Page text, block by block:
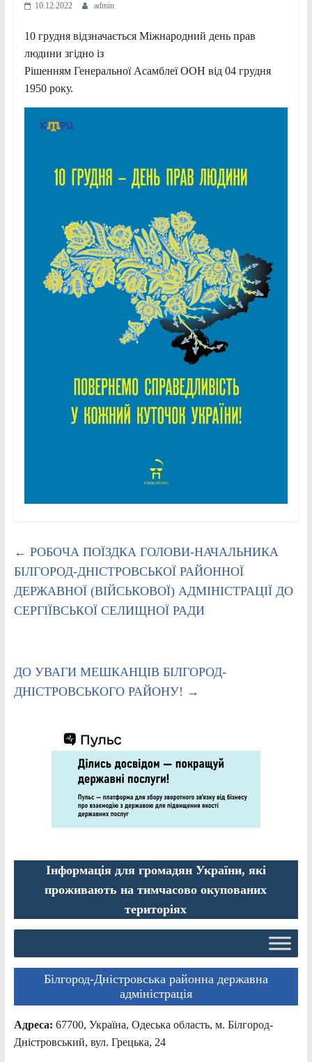
10.12.2022 admin
10 грудня відзначається Міжнародний день прав
людини згідно із
Рішенням Генеральної Асамблеї ООН від 04 грудня
1950 року.
← РОБОЧА ПОЇЗДКА ГОЛОВИ-НАЧАЛЬНИКА
БІЛГОРОД-ДНІСТРОВСЬКОЇ РАЙОННОЇ
ДЕРЖАВНОЇ (ВІЙСЬКОВОЇ) АДМІНІСТРАЦІЇ ДО
СЕРГІЇВСЬКОЇ СЕЛИЩНОЇ РАДИ
ДО УВАГИ МЕШКАНЦІВ БІЛГОРОД-
ДНІСТРОВСЬКОГО РАЙОНУ! →
Інформація для громадян України, які
проживають на тимчасово окупованих
територіях
Білгород-Дністровська районна державна
адміністрація
Адреса: 67700, Україна, Одеська область, м. Білгород-
Дністровський, вул. Грецька, 24